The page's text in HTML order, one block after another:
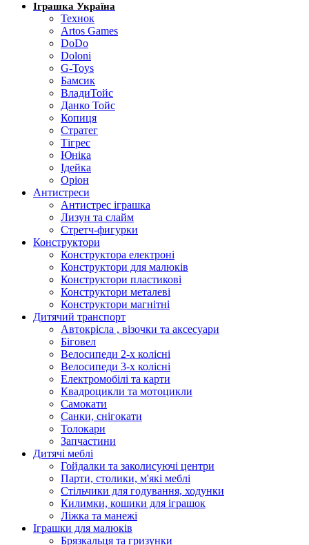
Іграшка Україна
Технок
Artos Games
DoDo
Doloni
G-Toys
Бамсик
ВладиТойс
Данко Тойс
Копиця
Стратег
Тігрес
Юніка
Ідейка
Оріон
Антистреси
Антистрес іграшка
Лизун та слайм
Стретч-фигурки
Конструктори
Конструктора електроні
Конструктори для малюків
Конструктори пластикові
Конструктори металеві
Конструктори магнітні
Дитячий транспорт
Автокрісла , візочки та аксесуари
Біговел
Велосипеди 2-х колісні
Велосипеди 3-х колісні
Електромобілі та карти
Квадроцикли та мотоцикли
Самокати
Санки, снігокати
Толокари
Запчастини
Дитячі меблі
Гойдалки та заколисуючі центри
Парти, столики, м'які меблі
Стільчики для годування, ходунки
Килимки, кошики для іграшок
Ліжка та манежі
Іграшки для малюків
Брязкальця та гризунки